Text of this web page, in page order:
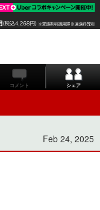
コメント シェア
Feb 24, 2025